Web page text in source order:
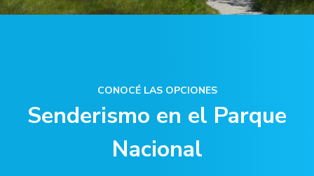
CONOCÉ LAS OPCIONES
Senderismo en el Parque
Nacional